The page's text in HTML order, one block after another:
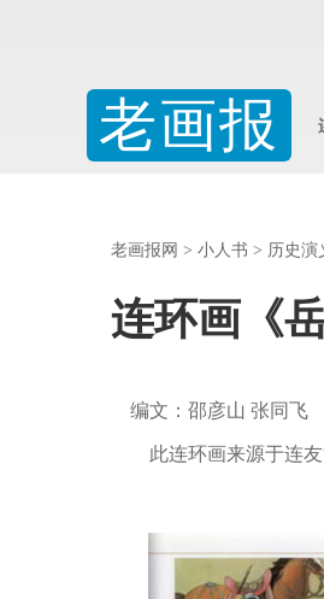
老画报
老画报网 > 小人书 > 历史演
连环画《
编文：邵彦山 张同飞
此连环画来源于连